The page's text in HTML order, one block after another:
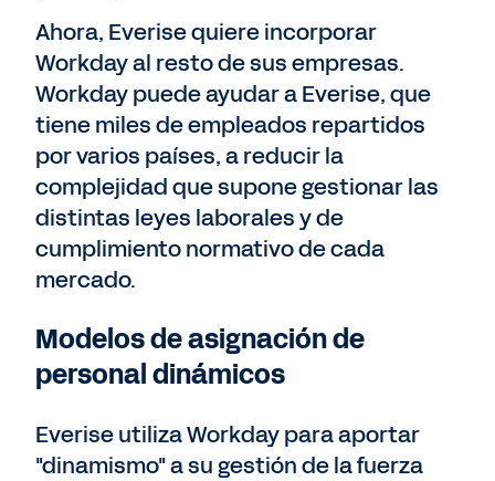
Ahora, Everise quiere incorporar
Workday al resto de sus empresas.
Workday puede ayudar a Everise, que
tiene miles de empleados repartidos
por varios países, a reducir la
complejidad que supone gestionar las
distintas leyes laborales y de
cumplimiento normativo de cada
mercado.
Modelos de asignación de
personal dinámicos
Everise utiliza Workday para aportar
"dinamismo" a su gestión de la fuerza